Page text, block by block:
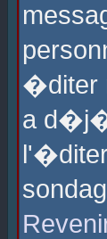
�diter
a d�j�